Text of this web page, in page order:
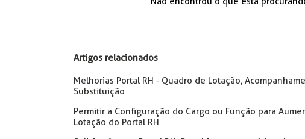
Artigos relacionados
Melhorias Portal RH - Quadro de Lotação,
Substituição
Permitir a Configuração do Cargo ou Função para
Lotação do Portal RH